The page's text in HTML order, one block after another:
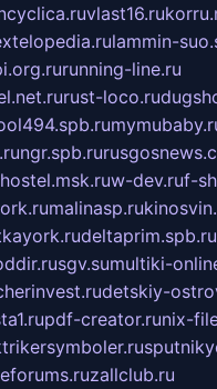
vlast16.ru
lammin-
running-line.ru
rust-loco.ru
ngr.spb.ru
w-dev.ruf-
malinasp.ru
deltaprim.spb.ru
sgv.sumultiki-
detskiy-
pdf-creator.runix-
zallclub.ru